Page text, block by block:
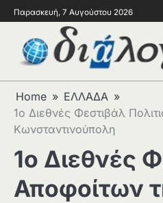
Παρασκευή, 7 Αυγούστου 2026
Home
ΕΛΛΑΔΑ
1ο Διεθνές Φεστιβάλ
Κωνσταντινούπολη
1ο Διεθνές
Αποφοίτων